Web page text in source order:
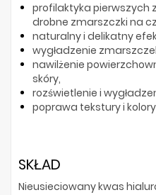
profilaktyka pierwszych
drobne zmarszczki na
naturalny i delikatny
wygładzenie
nawilżenie
skóry,
rozświetlenie i
poprawa tekstury i
SKŁAD
Nieusieciowany kwas